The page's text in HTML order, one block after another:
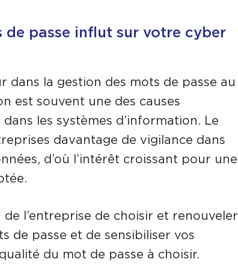
de passe influt sur votre cyber
dans la gestion des mots de passe au
est souvent une des causes
les systèmes d’information. Le
davantage de vigilance dans
d’où l’intérêt croissant pour une
de l’entreprise de choisir et renouveler
de passe et de sensibiliser vos
du mot de passe à choisir.